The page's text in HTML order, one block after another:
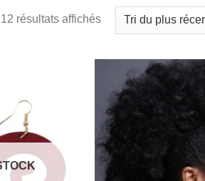
12 résultats affichésTrié
récent
plus
ancien